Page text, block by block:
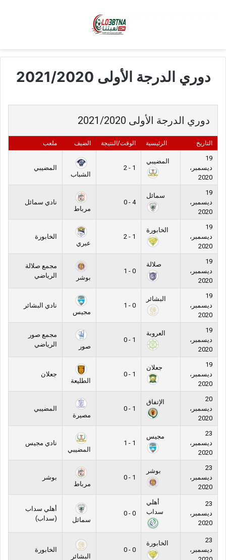
دوري الدرجة الأولى 2021/2020
دوري الدرجة الأولى 2021/2020
التاريخ الرئيسية الوقت/النتيجة الضيف ملعب
19
ديسمبر،
2020
المضيبي
1 - 2
الشباب
المضيبي
19
ديسمبر،
2020
سمائل
4 - 0
مرباط
نادي سمائل
19
ديسمبر،
2020
الخابورة
1 - 2
عبري
الخابورة
19
ديسمبر،
2020
صلالة
0 - 1
بوشر
مجمع صلالة
الرياضي
19
ديسمبر،
2020
البشائر
0 - 1
مجيس
نادي البشائر
19
ديسمبر،
2020
العروبة
1 - 0
صور
مجمع صور
الرياضي
19
ديسمبر،
2020
جعلان
1 - 0
الطليعة
جعلان
20
ديسمبر،
2020
الإتفاق
1 - 0
مصيرة
المضيبي
23
ديسمبر،
2020
مجيس
1 - 1
المضيبي
نادي مجيس
23
ديسمبر،
2020
بوشر
1 - 0
مرباط
بوشر
23
ديسمبر،
2020
أهلي
سداب
0 - 0
سمائل
أهلي سداب
(سداب)
23
ديسمبر،
الخابورة
0 - 0
البشائر
الخابورة